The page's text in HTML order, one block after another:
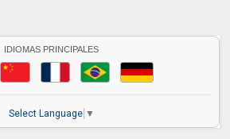
IDIOMAS PRINCIPALES
Select Language ▼